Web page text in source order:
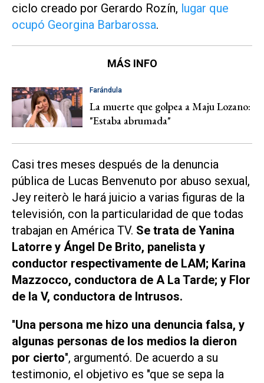
ciclo creado por Gerardo Rozín, lugar que
ocupó Georgina Barbarossa.
MÁS INFO
Farándula
La muerte que golpea a Maju Lozano:
"Estaba abrumada"
Casi tres meses después de la denuncia
pública de Lucas Benvenuto por abuso sexual,
Jey reiterò le hará juicio a varias figuras de la
televisión, con la particularidad de que todas
trabajan en América TV. Se trata de Yanina
Latorre y Ángel De Brito, panelista y
conductor respectivamente de LAM; Karina
Mazzocco, conductora de A La Tarde; y Flor
de la V, conductora de Intrusos.
"Una persona me hizo una denuncia falsa, y
algunas personas de los medios la dieron
por cierto", argumentó. De acuerdo a su
testimonio, el objetivo es "que se sepa la